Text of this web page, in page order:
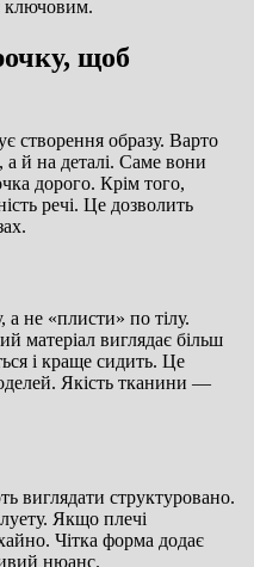
ключовим.
щоб
створення образу. Варто
й на деталі. Саме вони
дорого. Крім того,
речі. Це дозволить
не «плисти» по тілу.
матеріал виглядає більш
і краще сидить. Це
Якість тканини —
виглядати структуровано.
Якщо плечі
Чітка форма додає
нюанс.